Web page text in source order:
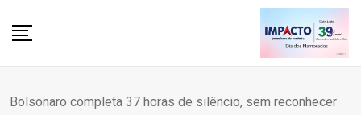
Bolsonaro completa 37 horas de silêncio, sem reconhecer